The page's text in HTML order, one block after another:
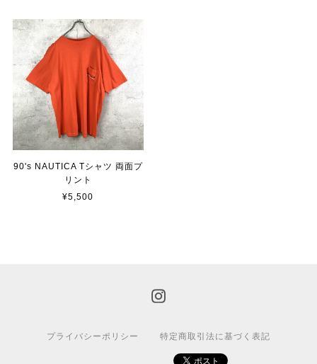
90's NAUTICA Tシャツ 両面プ
リント
¥5,500
プライバシーポリシー 特定商取引法に基づく表記